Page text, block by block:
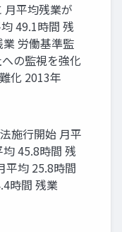
月平均残業が
49.1時間 残
業 労働基準監
の監視を強化
化 2013年
施行開始 月平
45.8時間 残
平均 25.8時間
時間 残業